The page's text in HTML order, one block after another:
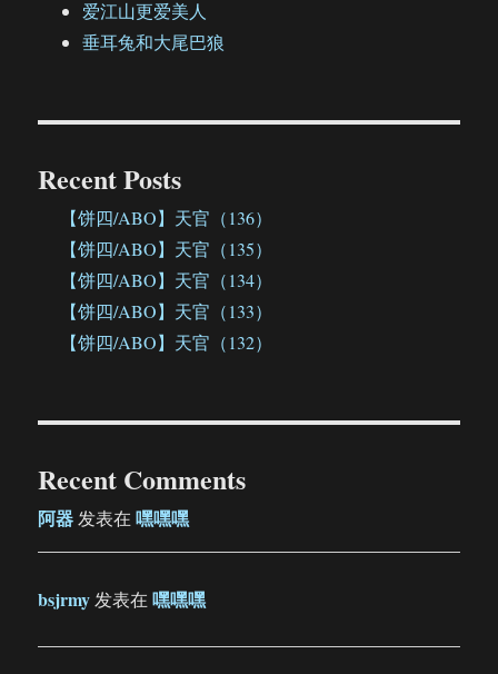
爱江山更爱美人
垂耳兔和大尾巴狼
Recent Posts
【饼四/ABO】天官（136）
【饼四/ABO】天官（135）
【饼四/ABO】天官（134）
【饼四/ABO】天官（133）
【饼四/ABO】天官（132）
Recent Comments
阿器发表在嘿嘿嘿
bsjrmy发表在嘿嘿嘿